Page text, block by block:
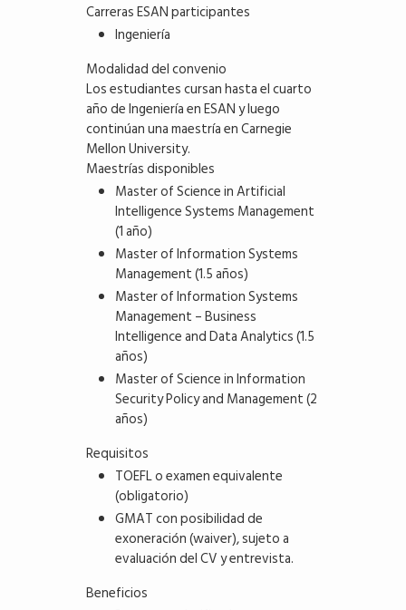
Carreras ESAN participantes
Ingeniería
Modalidad del convenio
Los estudiantes cursan hasta el cuarto
año de Ingeniería en ESAN y luego
continúan una maestría en Carnegie
Mellon University.
Maestrías disponibles
Master of Science in Artificial
Intelligence Systems Management
(1 año)
Master of Information Systems
Management (1.5 años)
Master of Information Systems
Management – Business
Intelligence and Data Analytics (1.5
años)
Master of Science in Information
Security Policy and Management (2
años)
Requisitos
TOEFL o examen equivalente
(obligatorio)
GMAT con posibilidad de
exoneración (waiver), sujeto a
evaluación del CV y entrevista.
Beneficios